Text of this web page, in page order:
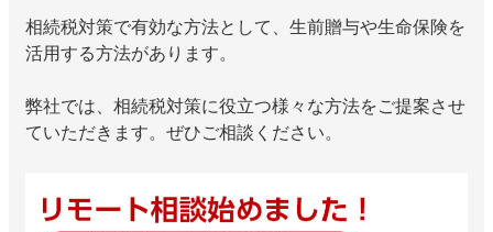
相続税対策で有効な方法として、生前贈与や生命保険を
活用する方法があります。
弊社では、相続税対策に役立つ様々な方法をご提案させ
ていただきます。ぜひご相談ください。